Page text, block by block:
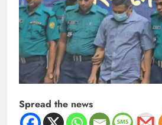
Spread the news